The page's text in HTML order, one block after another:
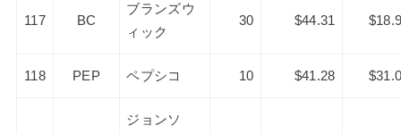
117 BC
ブランズウ
ィック
30 $44.31
118 PEP ペプシコ 10 $41.28
ジョンソ